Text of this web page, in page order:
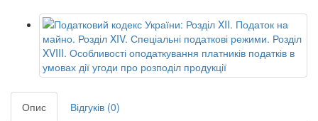
Опис
Відгуків (0)